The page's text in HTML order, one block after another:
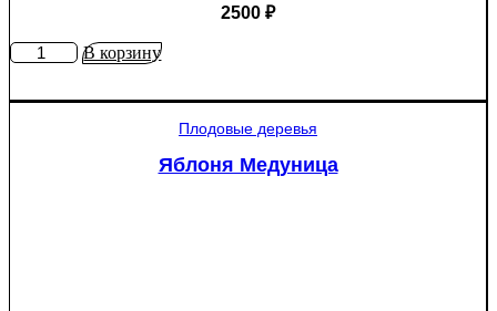
2500 ₽
КоличествоВ корзину
Плодовые деревья
Яблоня Медуница